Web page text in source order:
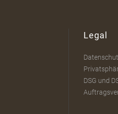
Legal
DSG und